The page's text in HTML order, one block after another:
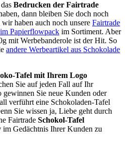
Bedrucken der Fairtrade
dann bleiben Sie doch noch
haben auch noch unsere Fairtrade
Papierflowpack im Sortiment. Aber
mit Werbebanderole ist der Hit. So
andere Werbeartikel aus Schokolade
Tafel mit Ihrem Logo
Sie auf jeden Fall auf Ihr
gewinnen Sie neue Kunden oder
verführt eine Schokoladen-Tafel
Sie wissen ja, Liebe geht durch
Fairtrade Schokol-Tafel
im Gedächtnis Ihrer Kunden zu